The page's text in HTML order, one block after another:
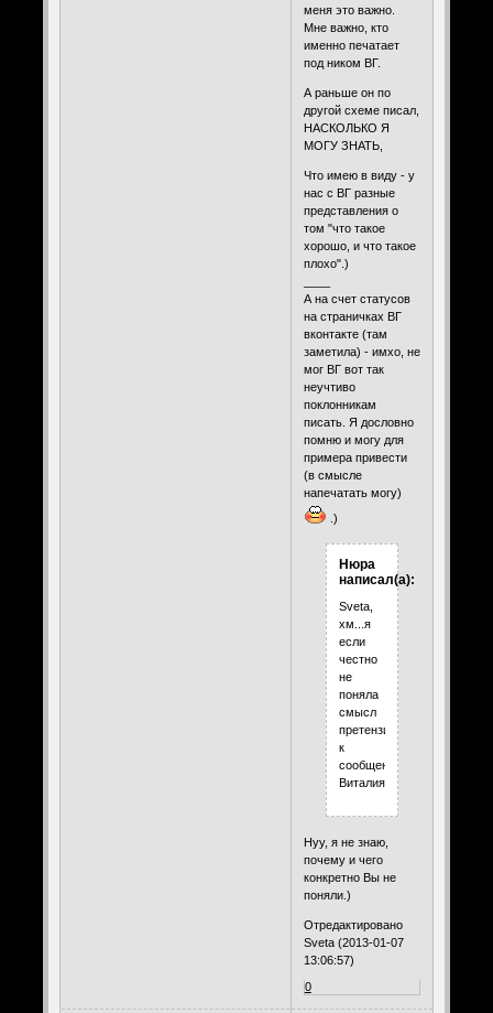
меня это важно.
Мне важно, кто
именно печатает
под ником ВГ.
А раньше он по
другой схеме писал,
НАСКОЛЬКО Я
МОГУ ЗНАТЬ,
Что имею в виду - у
нас с ВГ разные
представления о
том "что такое
хорошо, и что такое
плохо".)
А на счет статусов
на страничках ВГ
вконтакте (там
заметила) - имхо, не
мог ВГ вот так
неучтиво
поклонникам
писать. Я дословно
помню и могу для
примера привести
(в смысле
напечатать могу)
.)
Нюра
написал(а):
Sveta,
хм...я
если
честно
не
поняла
смысл
претензий
к
сообщению
Виталия...
Нуу, я не знаю,
почему и чего
конкретно Вы не
поняли.)
Отредактировано
Sveta (2013-01-07
13:06:57)
0